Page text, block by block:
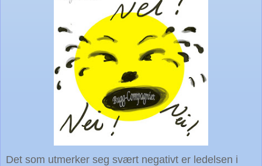
Det som utmerker seg svært negativt er ledelsen i